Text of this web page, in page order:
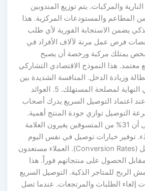
والمركبات. يتم توزيع المندوبين
من المطاعم والمستودعات المركزية. هذا
يضمن الاستجابة الفورية لأي طلب
فرص عمل مرنة لآلاف الأفراد في
شخص يمتلك مركبة ورخصة أن يصبح
هذا النموذج الاقتصادي التشاركي
وزيادة الدخل. المنافسة الشديدة بين
التطبيقات تصب في النهاية لمصلحة المستهلك. 5. العوائد
عند اعتماد التوصيل السريع يدرك أصحاب
التوصيل توازي جودة المنتج أهمية.
تشير الإحصاءات إلى أن 31% من المتسوقين يغيرون العلامة
توفير خيارات توصيل في نفس اليوم
يرفع معدلات التحويل (Conversion Rates). العملاء مستعدون
الحصول على منتجاتهم فوراً. هذا
الربح للمتاجر الذكية. التوصيل السريع
إلغاء الطلبات والمرتجعات. عندما تصل